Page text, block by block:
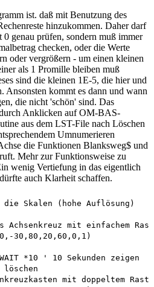
ist. daß mit Benutzung des
hinzukommen. Daher darf
genau prüfen, sondern muß immer
checken, oder die Werte
oder vergrößern - um einen kleinen
als 1 Promille bleiben muß
sind die kleinen 1E-5, die hier und
Ansonsten kommt es dann und wann
die nicht 'schön' sind. Das
Anklicken auf OM-BAS-
aus dem LST-File nach Löschen
Umnumerieren
die Funktionen Blanksweg$ und
Mehr zur Funktionsweise zu
wenig Vertiefung in das eigentlich
auch Klarheit schaffen.
die Skalen (hohe Auflösung)
Achsenkreuz mit einfachem
30,80,20,60,0,1)
*10 ' 10 Sekunden zeigen
mit doppeltem